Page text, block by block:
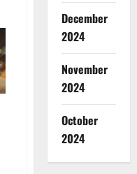
December
2024
November
2024
October
2024